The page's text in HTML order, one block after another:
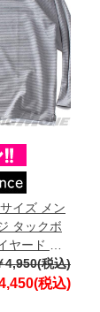
イズ メン
タックボ
ヤード 長
ルポリエス
2
4,950(税込)
税込)